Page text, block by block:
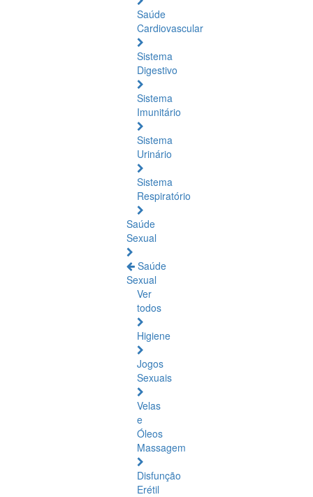
Saúde
Cardiovascular
Sistema
Digestivo
Sistema
Imunitário
Sistema
Urinário
Sistema
Respiratório
Saúde
Sexual
Saúde
Sexual
Ver
todos
Higiene
Jogos
Sexuais
Velas
e
Óleos
Massagem
Disfunção
Erétil